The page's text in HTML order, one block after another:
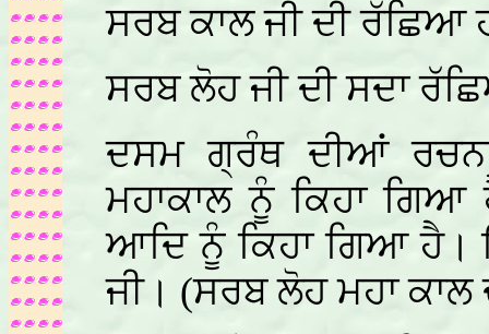
ਸਰਬ ਕਾਲ ਜੀ ਦੀ ਰੱਛਿਆ
ਸਰਬ ਲੋਹ ਜੀ ਦੀ ਸਦਾ
ਦਸਮ ਗ੍ਰੰਥ ਦੀਆਂ
ਮਹਾਕਾਲ ਨੂੰ ਕਿਹਾ
ਆਦਿ ਨੂੰ ਕਿਹਾ ਗਿਆ ਹੈ।
ਜੀ। (ਸਰਬ ਲੋਹ ਮਹਾ ਕਾਲ